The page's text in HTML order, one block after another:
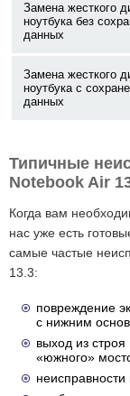
Замена жесткого
ноутбука без
данных
Замена жесткого
ноутбука с
данных
Типичные
Notebook Air
Когда вам
нас уже есть
самые частые
13.3:
повреждение
с нижним
выход из
«южного»